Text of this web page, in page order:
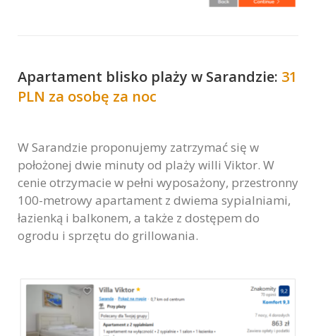
Apartament blisko plaży w Sarandzie: 31
PLN za osobę za noc
W Sarandzie proponujemy zatrzymać się w
położonej dwie minuty od plaży willi Viktor. W
cenie otrzymacie w pełni wyposażony, przestronny
100-metrowy apartament z dwiema sypialniami,
łazienką i balkonem, a także z dostępem do
ogrodu i sprzętu do grillowania.